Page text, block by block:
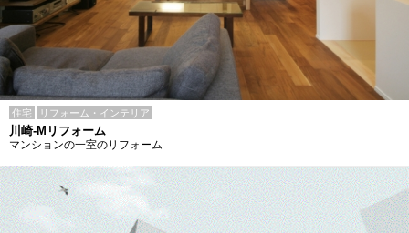
住宅 リフォーム・インテリア
川崎-Mリフォーム
マンションの一室のリフォーム